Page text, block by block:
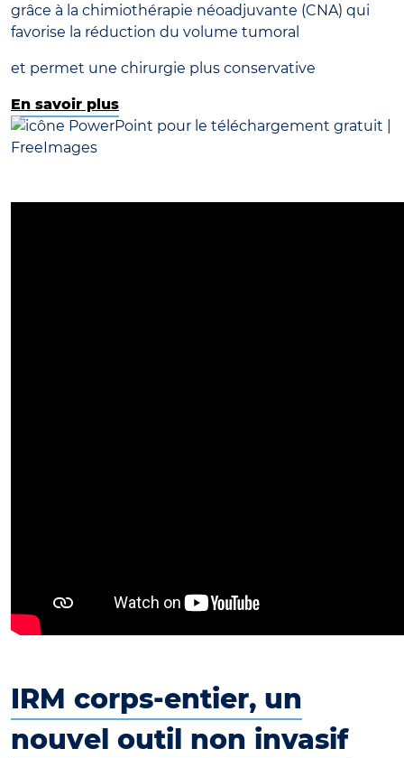
grâce à la chimiothérapie néoadjuvante (CNA) qui
favorise la réduction du volume tumoral
et permet une chirurgie plus conservative
En savoir plus
IRM corps-entier, un
nouvel outil non invasif